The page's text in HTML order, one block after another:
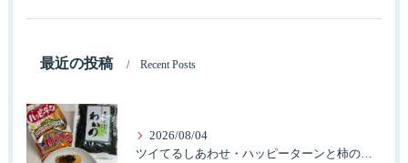
最近の投稿 Recent Posts
2026/08/04
ツイてるしあわせ・ハッピーターンと柿の種とそふとわかめふりかけとタコふりかけ・ハッピーコラボレーション